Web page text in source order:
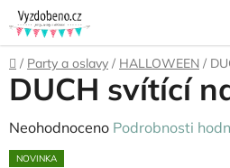
Přejít
na
obsah
Domů
/ Party a oslavy / HALLOWEEN /
DUCH svítící
Průměrné
hodnocení
Neohodnoceno Podrobnosti
NOVINKA